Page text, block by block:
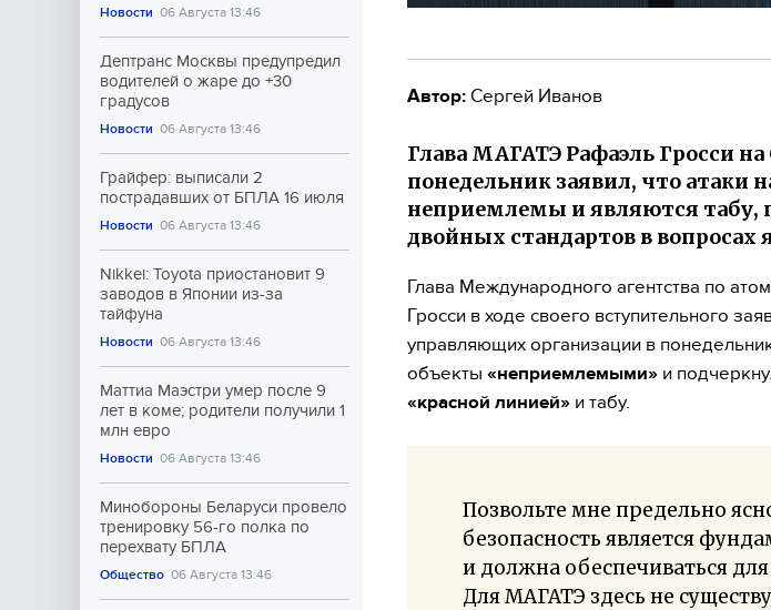
Новости 06 Августа 13:46
Дептранс Москвы предупредил
водителей о жаре до +30
градусов
Новости 06 Августа 13:46
Грайфер: выписали 2
пострадавших от БПЛА 16 июля
Новости 06 Августа 13:46
Nikkei: Toyota приостановит 9
заводов в Японии из-за
тайфуна
Новости 06 Августа 13:46
Маттиа Маэстри умер после 9
лет в коме; родители получили 1
млн евро
Новости 06 Августа 13:46
Минобороны Беларуси провело
тренировку 56-го полка по
перехвату БПЛА
Общество 06 Августа 13:46
Автор: Сергей Иванов
Глава МАГАТЭ Рафаэль Гросси
понедельник заявил, что
неприемлемы и являются табу,
двойных стандартов в вопросах
Глава Международного агентства по
Гросси в ходе своего вступительного
управляющих организации в
объекты «неприемлемыми» и
«красной линией» и табу.
Позвольте мне предельно
безопасность является
и должна обеспечиваться
Для МАГАТЭ здесь не